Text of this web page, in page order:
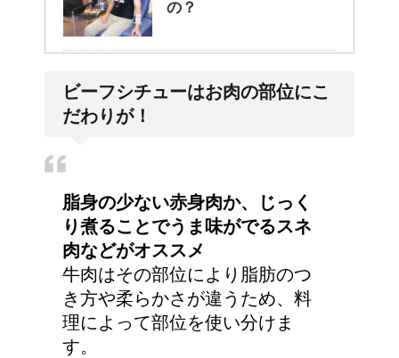
の？
気管支はどうなるの？
アメリカの大学に入学す
る時の年齢って何歳位？
今月はピンチかも?!給料
から引かれる税金は月に
ビーフシチューはお肉の部位にこ
だわりが！
脂身の少ない赤身肉か、じっく
り煮ることでうま味がでるスネ
肉などがオススメ
牛肉はその部位により脂肪のつ
き方や柔らかさが違うため、料
理によって部位を使い分けま
す。